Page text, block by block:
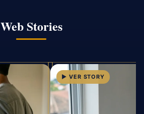
Web Stories